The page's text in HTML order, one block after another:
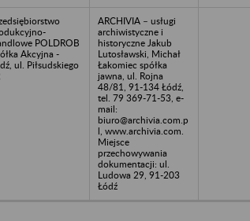
POLDROB
Akcyjna -
ul. Piłsudskiego
ARCHIVIA – usługi
archiwistyczne i
historyczne Jakub
Lutosławski, Michał
Łakomiec spółka
jawna, ul. Rojna
48/81, 91-134 Łódź,
tel. 79 369-71-53, e-
mail:
biuro@archivia.com.p
l, www.archivia.com.
Miejsce
przechowywania
dokumentacji: ul.
Ludowa 29, 91-203
Łódź